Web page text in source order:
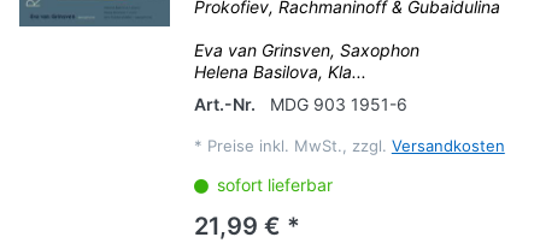
Prokofiev, Rachmaninoff & Gubaidulina
Eva van Grinsven, Saxophon
Helena Basilova, Kla...
Art.-Nr.
MDG 903 1951-6
* Preise inkl. MwSt., zzgl. Versandkosten
sofort lieferbar
21,99 € *